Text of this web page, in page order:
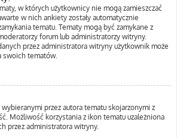
w których użytkownicy nie mogą zamieszczać
w nich ankiety zostały automatycznie
tematu. Tematy mogą być zamykane z
forum lub administratorzy witryny.
przez administratora witryny użytkownik może
swoich tematów.
przez autora tematu skojarzonymi z
Możliwość korzystania z ikon tematu uzależniona
przez administratora witryny.